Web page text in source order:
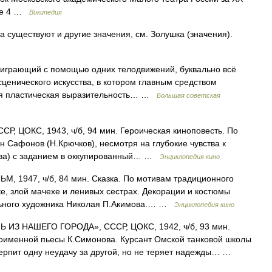
е 4 …
Википедия
и другие значения, см. Золушка (значения).
с помощью одних телодвижений, буквально всё
искусства, в котором главным средством
пластическая выразительность… …
Большая советская
ЦОКС, 1943, ч/б, 94 мин. Героическая киноповесть. По
(Н.Крючков), несмотря на глубокие чувства к
с заданием в оккупированный… …
Энциклопедия кино
ч/б, 84 мин. Сказка. По мотивам традиционного
злой мачехе и ленивых сестрах. Декорации и костюмы
художника Николая П.Акимова.… …
Энциклопедия кино
НАШЕГО ГОРОДА», СССР, ЦОКС, 1942, ч/б, 93 мин.
пьесы К.Симонова. Курсант Омской танковой школы
одну неудачу за другой, но не теряет надежды… …